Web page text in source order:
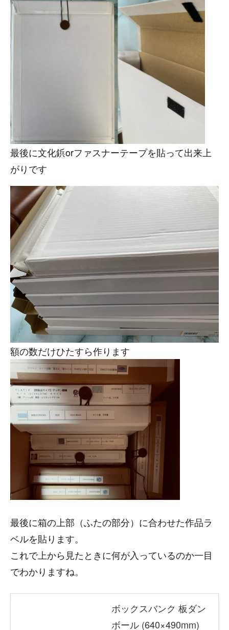
最後に文化鋲orファスナーテープを貼って出来上
がりです
額の数だけひたすら作ります
最後に箱の上部（ふたの部分）に合わせた作品ラ
ベルを貼ります。
これで上から見たときに何が入っているのか一目
でわかりますね。
ボックスバンク 板ダン
ボール (640×490mm)